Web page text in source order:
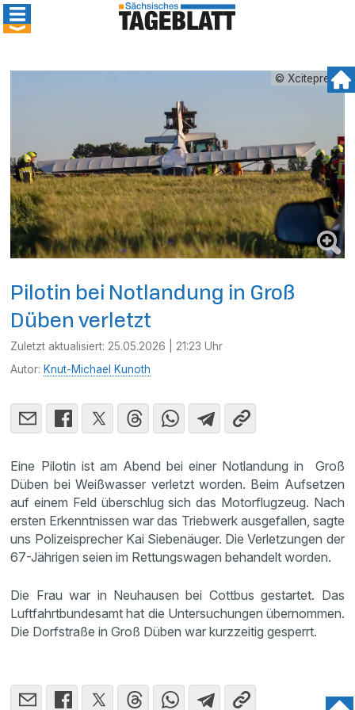
© Xcitepress
Pilotin bei Notlandung in Groß
Düben verletzt
Zuletzt aktualisiert: 25.05.2026 | 21:23 Uhr
Autor: Knut-Michael Kunoth
Eine Pilotin ist am Abend bei einer Notlandung in Groß
Düben bei Weißwasser verletzt worden. Beim Aufsetzen
auf einem Feld überschlug sich das Motorflugzeug. Nach
ersten Erkenntnissen war das Triebwerk ausgefallen, sagte
uns Polizeisprecher Kai Siebenäuger. Die Verletzungen der
67-Jährigen seien im Rettungswagen behandelt worden.
Die Frau war in Neuhausen bei Cottbus gestartet. Das
Luftfahrtbundesamt hat die Untersuchungen übernommen.
Die Dorfstraße in Groß Düben war kurzzeitig gesperrt.